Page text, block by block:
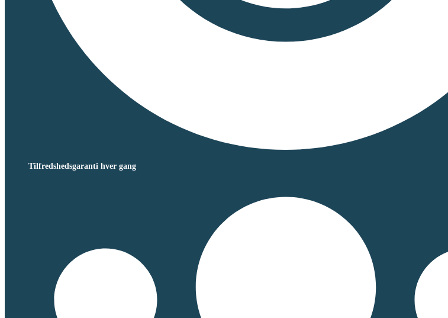
Tilfredshedsgaranti hver gang